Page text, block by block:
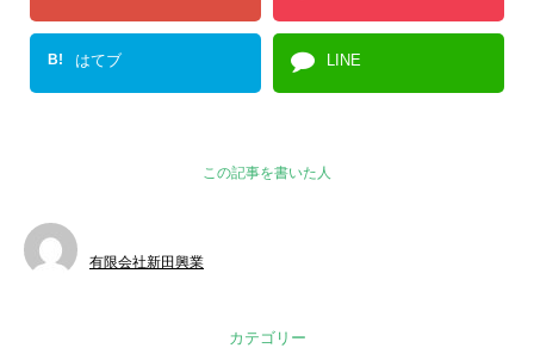
B! はてブ LINE
この記事を書いた人
有限会社新田興業
カテゴリー